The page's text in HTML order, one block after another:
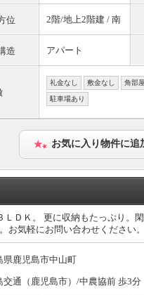
位 2階/地上2階建 / 南
造 アパート
礼金なし 敷金なし 角部屋
駐車場あり
お気に入り物件に追
ＤＫ。 更に収納もたっぷり。
お気軽にお問い合わせください。
県鹿児島市中山町
交通（鹿児島市）/中農協前 歩3分